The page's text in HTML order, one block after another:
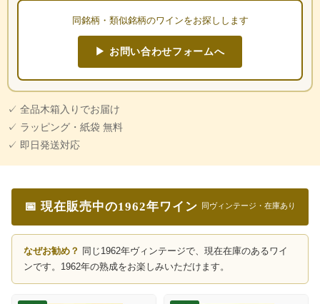
同銘柄・類似銘柄のワインをお探しします
▶ お問い合わせフォームへ
✓ 全品木箱入りでお届け
✓ ラッピング・紙袋 無料
✓ 即日発送対応
📅 現在販売中の1962年ワイン 同ヴィンテージ・在庫あり
なぜお勧め？ 同じ1962年ヴィンテージで、現在在庫のあるワイ
ンです。1962年の熟成をお楽しみいただけます。